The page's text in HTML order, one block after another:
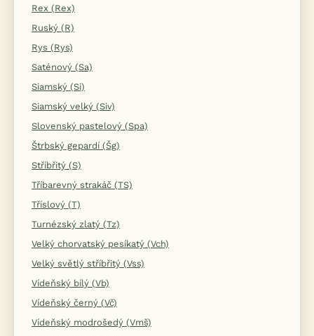
Rex (Rex)
Ruský (R)
Rys (Rys)
Saténový (Sa)
Siamský (Si)
Siamský velký (Siv)
Slovenský pastelový (Spa)
Štrbský gepardí (Šg)
Stříbřitý (S)
Tříbarevný strakáč (TS)
Tříslový (T)
Turnézský zlatý (Tz)
Velký chorvatský pesíkatý (Vch)
Velký světlý stříbřitý (Vss)
Vídeňský bílý (Vb)
Vídeňský černý (Vč)
Vídeňský modrošedý (Vmš)